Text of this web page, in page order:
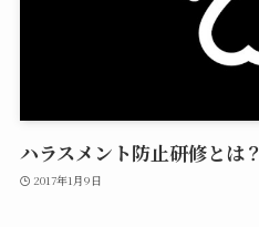
ハラスメント防止研修とは？
2017年1月9日